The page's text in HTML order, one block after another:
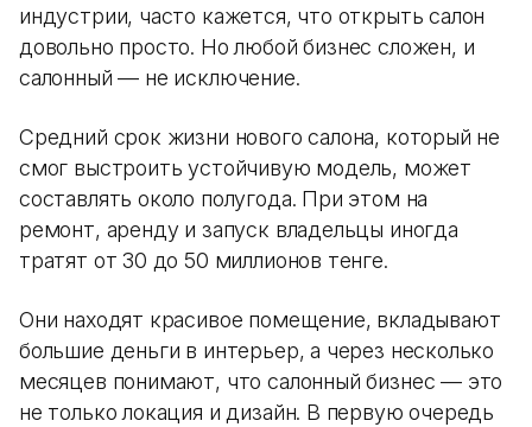
индустрии, часто кажется, что открыть салон
довольно просто. Но любой бизнес сложен, и
салонный — не исключение.
Средний срок жизни нового салона, который не
смог выстроить устойчивую модель, может
составлять около полугода. При этом на
ремонт, аренду и запуск владельцы иногда
тратят от 30 до 50 миллионов тенге.
Они находят красивое помещение, вкладывают
большие деньги в интерьер, а через несколько
месяцев понимают, что салонный бизнес — это
не только локация и дизайн. В первую очередь